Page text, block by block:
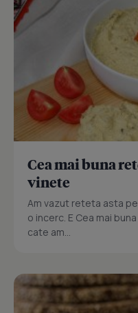
Cea mai buna
vinete
Am vazut reteta asta
o incerc. E Cea mai
cate am...